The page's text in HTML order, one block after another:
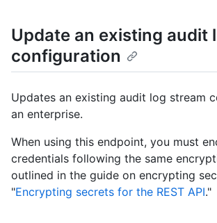
Update an existing audit
configuration
Updates an existing audit log stream
an enterprise.
When using this endpoint, you must
credentials following the same
outlined in the guide on encrypting
"Encrypting secrets for the REST API."